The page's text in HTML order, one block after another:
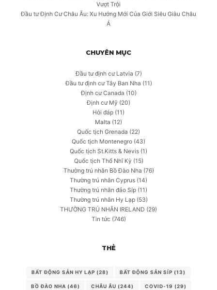
Vượt Trội
Đầu tư Định Cư Châu Âu: Xu Hướng Mới Của Giới Siêu Giàu Châu
Á
CHUYÊN MỤC
Đầu tư định cư Latvia (7)
Đầu tư định cư Tây Ban Nha (11)
Định cư Canada (10)
Định cư Mỹ (20)
Hỏi đáp (11)
Malta (12)
Quốc tịch Grenada (22)
Quốc tịch Montenegro (43)
Quốc tịch St.Kitts & Nevis (1)
Quốc tịch Thổ Nhĩ Kỳ (15)
Thường trú nhân Bồ Đào Nha (76)
Thường trú nhân Cyprus (14)
Thường trú nhân đảo Síp (11)
Thường trú nhân Hy Lạp(53)
THƯỜNG TRÚ NHÂN IRELAND (29)
Tin tức (746)
THẺ
BẤT ĐỘNG SẢN HY LẠP (28) BẤT ĐỘNG SẢN SÍP (13)
BỒ ĐÀO NHA (46) CHÂU ÂU (244) COVID-19 (29)